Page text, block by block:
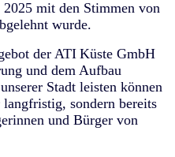
mit den Stimmen von
wurde.
der ATI Küste GmbH
und dem Aufbau
Stadt leisten können
sondern bereits
und Bürger von